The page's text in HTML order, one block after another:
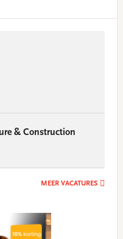
& Construction
MEER VACATURES